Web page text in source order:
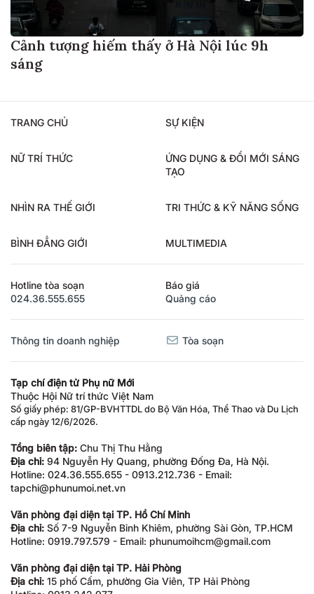
Cảnh tượng hiếm thấy ở Hà Nội lúc 9h
sáng
TRANG CHỦ SỰ KIỆN
NỮ TRÍ THỨC
ỨNG DỤNG & ĐỔI MỚI SÁNG
TẠO
NHÌN RA THẾ GIỚI TRI THỨC & KỸ NĂNG SỐNG
BÌNH ĐẲNG GIỚI MULTIMEDIA
Hotline tòa soạn
024.36.555.655
Báo giá
Quảng cáo
Thông tin doanh nghiệp Tòa soạn
Tạp chí điện tử Phụ nữ Mới
Thuộc Hội Nữ trí thức Việt Nam
Số giấy phép: 81/GP-BVHTTDL do Bộ Văn Hóa, Thể Thao và Du Lịch
cấp ngày 12/6/2026.
Tổng biên tập: Chu Thị Thu Hằng
Địa chỉ: 94 Nguyễn Hy Quang, phường Đống Đa, Hà Nội.
Hotline: 024.36.555.655 - 0913.212.736 - Email:
tapchi@phunumoi.net.vn
Văn phòng đại diện tại TP. Hồ Chí Minh
Địa chỉ: Số 7-9 Nguyễn Bỉnh Khiêm, phường Sài Gòn, TP.HCM
Hotline: 0919.797.579 - Email: phunumoihcm@gmail.com
Văn phòng đại diện tại TP. Hải Phòng
Địa chỉ: 15 phố Cấm, phường Gia Viên, TP Hải Phòng